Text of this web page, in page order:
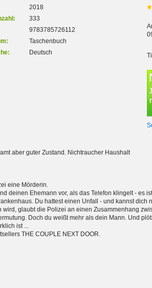
2018
333
9783785726112
Taschenbuch
Deutsch
aber guter Zustand. Nichtraucher Haushalt
eine Mörderin.
deinen Ehemann vor, als das Telefon klingelt - es
Du hattest einen Unfall - und kannst dich
glaubt die Polizei an einen Zusammenhang
Doch du weißt mehr als dein Mann. Und
ist ...
THE COUPLE NEXT DOOR.